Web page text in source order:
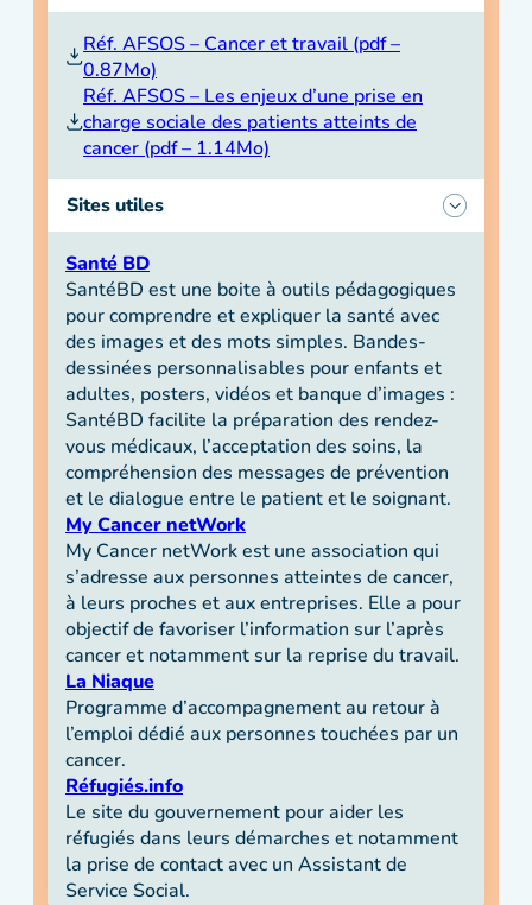
Réf. AFSOS – Cancer et travail (pdf –
0.87Mo)
Réf. AFSOS – Les enjeux d’une prise en
charge sociale des patients atteints de
cancer (pdf – 1.14Mo)
Sites utiles
Santé BD
SantéBD est une boite à outils pédagogiques
pour comprendre et expliquer la santé avec
des images et des mots simples. Bandes-
dessinées personnalisables pour enfants et
adultes, posters, vidéos et banque d’images :
SantéBD facilite la préparation des rendez-
vous médicaux, l’acceptation des soins, la
compréhension des messages de prévention
et le dialogue entre le patient et le soignant.
My Cancer netWork
My Cancer netWork est une association qui
s’adresse aux personnes atteintes de cancer,
à leurs proches et aux entreprises. Elle a pour
objectif de favoriser l’information sur l’après
cancer et notamment sur la reprise du travail.
La Niaque
Programme d’accompagnement au retour à
l’emploi dédié aux personnes touchées par un
cancer.
Réfugiés.info
Le site du gouvernement pour aider les
réfugiés dans leurs démarches et notamment
la prise de contact avec un Assistant de
Service Social.